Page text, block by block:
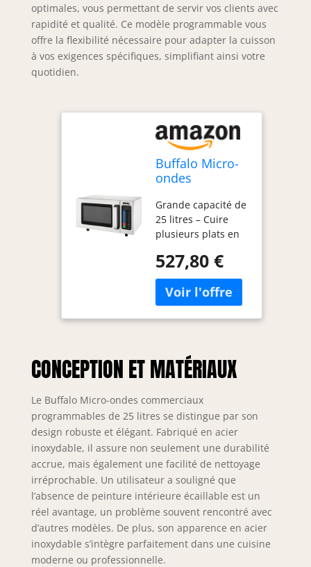
optimales, vous permettant de servir vos clients avec
rapidité et qualité. Ce modèle programmable vous
offre la flexibilité nécessaire pour adapter la cuisson
à vos exigences spécifiques, simplifiant ainsi votre
quotidien.
Buffalo Micro-
ondes
programmables
25 l 1000 W
Grande capacité de
25 litres – Cuire
plusieurs plats en
Niveaux de
puissance 5 pour
une précision
maximale.
Construction
commerciale
Commandes
numériques
intuitives avec 3
étapes de cuisson.
Facile à nettoyer –
Comprend un
bouclier anti-
éclaboussures
amovible.
Caoutchouc
antidérapant.
et.Strong easy grip
de porte. Contrôle
527,80 €
CONCEPTION ET MATÉRIAUX
Le Buffalo Micro-ondes commerciaux
programmables de 25 litres se distingue par son
design robuste et élégant. Fabriqué en acier
inoxydable, il assure non seulement une durabilité
accrue, mais également une facilité de nettoyage
irréprochable. Un utilisateur a souligné que
l’absence de peinture intérieure écaillable est un
réel avantage, un problème souvent rencontré avec
d’autres modèles. De plus, son apparence en acier
inoxydable s’intègre parfaitement dans une cuisine
moderne ou professionnelle.